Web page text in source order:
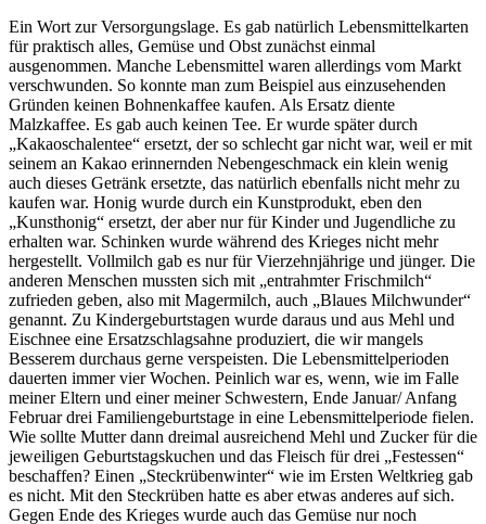
Ein Wort zur Versorgungslage. Es gab natürlich Lebensmittelkarten
für praktisch alles, Gemüse und Obst zunächst einmal
ausgenommen. Manche Lebensmittel waren allerdings vom Markt
verschwunden. So konnte man zum Beispiel aus einzusehenden
Gründen keinen Bohnenkaffee kaufen. Als Ersatz diente
Malzkaffee. Es gab auch keinen Tee. Er wurde später durch
Kakaoschalentee
ersetzt, der so schlecht gar nicht war, weil er mit
seinem an Kakao erinnernden Nebengeschmack ein klein wenig
auch dieses Getränk ersetzte, das natürlich ebenfalls nicht mehr zu
kaufen war. Honig wurde durch ein Kunstprodukt, eben den
Kunsthonig
ersetzt, der aber nur für Kinder und Jugendliche zu
erhalten war. Schinken wurde während des Krieges nicht mehr
hergestellt. Vollmilch gab es nur für Vierzehnjährige und jünger. Die
anderen Menschen mussten sich mit
entrahmter Frischmilch
zufrieden geben, also mit Magermilch, auch
Blaues Milchwunder
genannt. Zu Kindergeburtstagen wurde daraus und aus Mehl und
Eischnee eine Ersatzschlagsahne produziert, die wir mangels
Besserem durchaus gerne verspeisten. Die Lebensmittelperioden
dauerten immer vier Wochen. Peinlich war es, wenn, wie im Falle
meiner Eltern und einer meiner Schwestern, Ende Januar/ Anfang
Februar drei Familiengeburtstage in eine Lebensmittelperiode fielen.
Wie sollte Mutter dann dreimal ausreichend Mehl und Zucker für die
jeweiligen Geburtstagskuchen und das Fleisch für drei
Festessen
beschaffen? Einen
Steckrübenwinter
wie im Ersten Weltkrieg gab
es nicht. Mit den Steckrüben hatte es aber etwas anderes auf sich.
Gegen Ende des Krieges wurde auch das Gemüse nur noch